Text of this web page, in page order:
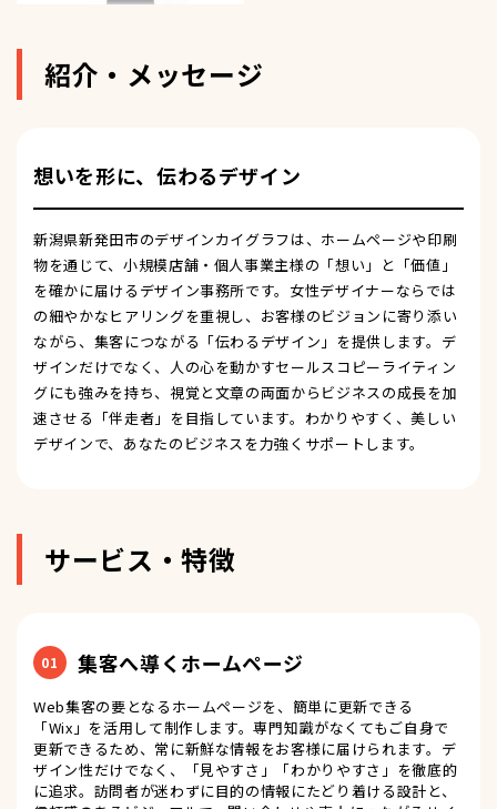
紹介・メッセージ
想いを形に、伝わるデザイン
新潟県新発田市のデザインカイグラフは、ホームページや印刷
物を通じて、小規模店舗・個人事業主様の「想い」と「価値」
を確かに届けるデザイン事務所です。女性デザイナーならでは
の細やかなヒアリングを重視し、お客様のビジョンに寄り添い
ながら、集客につながる「伝わるデザイン」を提供します。デ
ザインだけでなく、人の心を動かすセールスコピーライティン
グにも強みを持ち、視覚と文章の両面からビジネスの成長を加
速させる「伴走者」を目指しています。わかりやすく、美しい
デザインで、あなたのビジネスを力強くサポートします。
サービス・特徴
01 集客へ導くホームページ
Web集客の要となるホームページを、簡単に更新できる
「Wix」を活用して制作します。専門知識がなくてもご自身で
更新できるため、常に新鮮な情報をお客様に届けられます。デ
ザイン性だけでなく、「見やすさ」「わかりやすさ」を徹底的
に追求。訪問者が迷わずに目的の情報にたどり着ける設計と、